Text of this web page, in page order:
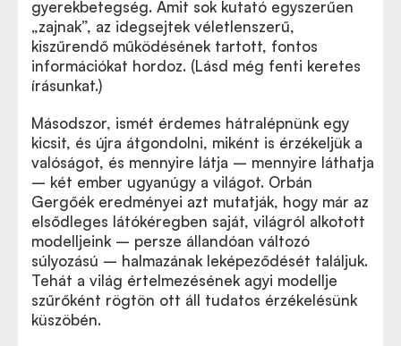
gyerekbetegség. Amit sok kutató egyszerűen
„zajnak”, az idegsejtek véletlenszerű,
kiszűrendő működésének tartott, fontos
információkat hordoz. (Lásd még fenti keretes
írásunkat.)
Másodszor, ismét érdemes hátralépnünk egy
kicsit, és újra átgondolni, miként is érzékeljük a
valóságot, és mennyire látja – mennyire láthatja
– két ember ugyanúgy a világot. Orbán
Gergőék eredményei azt mutatják, hogy már az
elsődleges látókéregben saját, világról alkotott
modelljeink – persze állandóan változó
súlyozású – halmazának leképeződését találjuk.
Tehát a világ értelmezésének agyi modellje
szűrőként rögtön ott áll tudatos érzékelésünk
küszöbén.